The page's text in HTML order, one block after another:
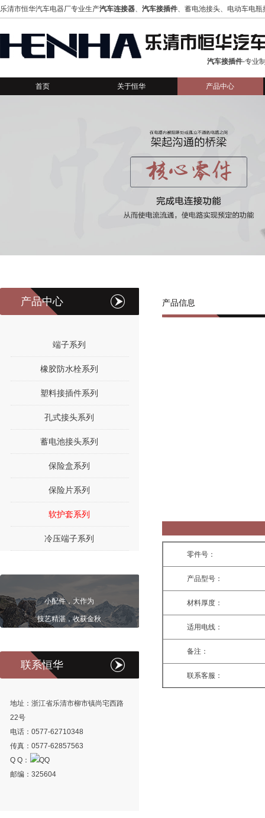
乐清市恒华汽车电器厂专业生产汽车连接器、 汽车接插件、蓄电池接头、电动车电
汽车接插件-专业
首页 关于恒华 产品中心
产品中心
端子系列
橡胶防水栓系列
塑料接插件系列
孔式接头系列
蓄电池接头系列
保险盒系列
保险片系列
软护套系列
冷压端子系列
小配件，大作为
技艺精湛，收获金秋
联系恒华
地址：浙江省乐清市柳市镇尚宅西路
22号
电话：0577-62710348
传真：0577-62857563
Q Q：
邮编：325604
产品信息
零件号：
产品型号：
材料厚度：
适用电线：
备注：
联系客服：